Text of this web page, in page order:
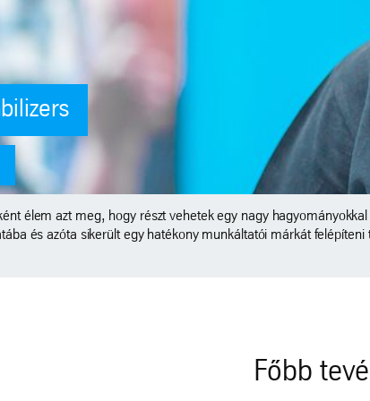
nagy élmény volt együttműködni brazil kollégákkal. A
Főbb